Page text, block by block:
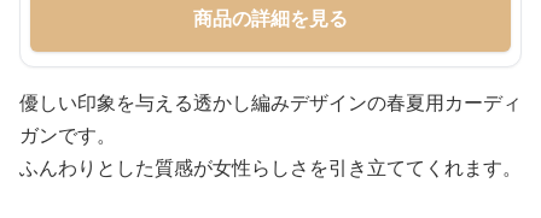
商品の詳細を見る
優しい印象を与える透かし編みデザインの春夏用カーディ
ガンです。
ふんわりとした質感が女性らしさを引き立ててくれます。